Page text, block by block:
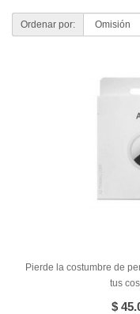
Ordenar por:
Pierde la costumbre de
tus
$